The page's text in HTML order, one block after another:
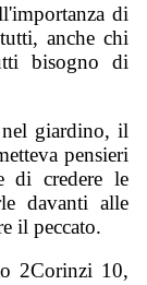
di
anche chi
bisogno di
giardino, il
pensieri
di credere le
davanti alle
il peccato.
2Corinzi 10,